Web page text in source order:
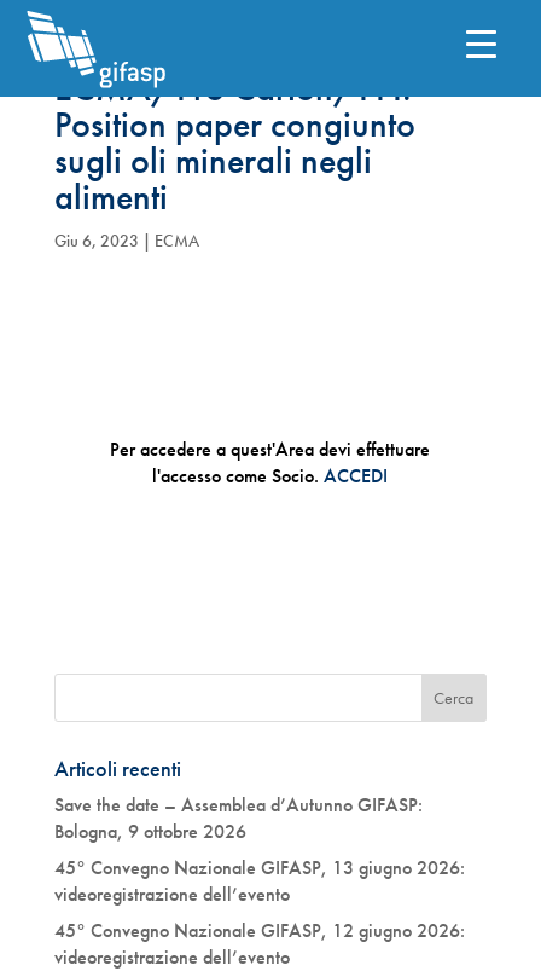
ECMA/Pro Carton/FFI:
Position paper congiunto
sugli oli minerali negli
alimenti
Giu 6, 2023 | ECMA
Per accedere a quest'Area devi effettuare
l'accesso come Socio.ACCEDI
Articoli recenti
Save the date – Assemblea d’Autunno GIFASP:
Bologna, 9 ottobre 2026
45° Convegno Nazionale GIFASP, 13 giugno 2026:
videoregistrazione dell’evento
45° Convegno Nazionale GIFASP, 12 giugno 2026:
videoregistrazione dell’evento